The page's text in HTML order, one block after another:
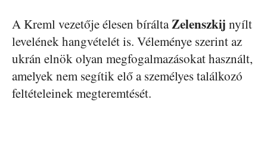
A Kreml vezetője élesen bíráltaZelenszkij nyílt
levelének hangvételét is. Véleménye szerint az
ukrán elnök olyan megfogalmazásokat használt,
amelyek nem segítik elő a személyes találkozó
feltételeinek megteremtését.